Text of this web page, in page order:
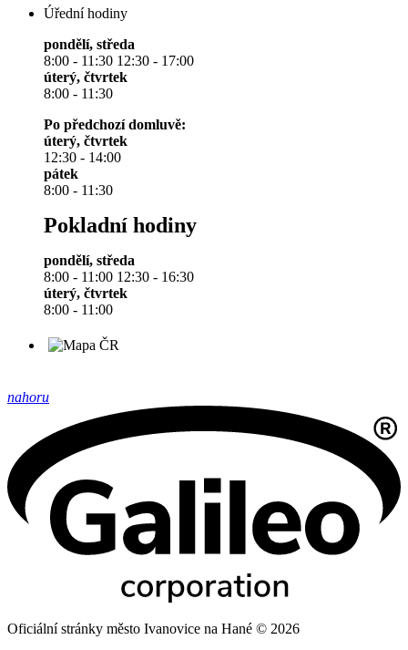
Úřední hodiny
pondělí, středa
8:00 - 11:30 12:30 - 17:00
úterý, čtvrtek
8:00 - 11:30
Po předchozí domluvě:
úterý, čtvrtek
12:30 - 14:00
pátek
8:00 - 11:30
Pokladní hodiny
pondělí, středa
8:00 - 11:00 12:30 - 16:30
úterý, čtvrtek
8:00 - 11:00
nahoru
Oficiální stránky město Ivanovice na Hané © 2026